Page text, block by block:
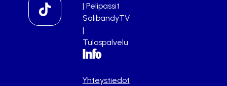
| Pelipassit
SalibandyTV
|
Tulospalvelu
Info
Yhteystiedot